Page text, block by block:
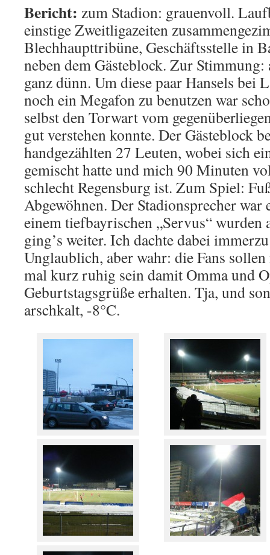
Bericht: zum Stadion: grauenvoll.
einstige Zweitligazeiten
Blechhaupttribüne, Geschäftsstelle in
neben dem Gästeblock. Zur Stimmung:
ganz dünn. Um diese paar Hansels bei
noch ein Megafon zu benutzen war
selbst den Torwart vom
gut verstehen konnte. Der Gästeblock
handgezählten 27 Leuten, wobei sich
gemischt hatte und mich 90 Minuten
schlecht Regensburg ist. Zum Spiel:
Abgewöhnen. Der Stadionsprecher
einem tiefbayrischen „Servus“ wurden
ging’s weiter. Ich dachte dabei
Unglaublich, aber wahr: die Fans
mal kurz ruhig sein damit Omma und
Geburtstagsgrüße erhalten. Tja, und
arschkalt, -8°C.